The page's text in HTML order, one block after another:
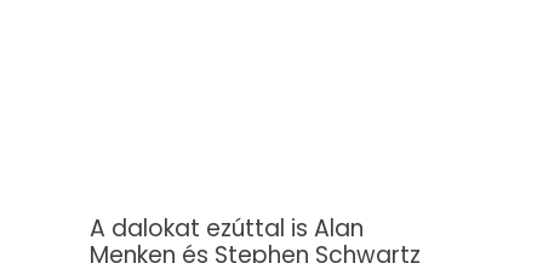
A dalokat ezúttal is Alan
Menken és Stephen Schwartz